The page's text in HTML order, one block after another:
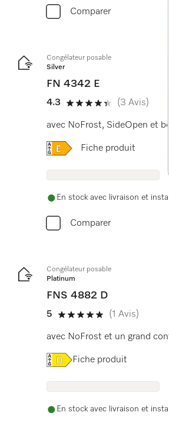
Comparer
Congélateur posable
Silver
FN 4342 E
4.3
4.3 étoiles sur 5
(3 Avis)
avec NoFrost, SideOpen et
Online Label Flag,
Fiche produit
En stock avec livraison et
Comparer
Congélateur posable
Platinum
FNS 4882 D
5
5 étoiles sur 5
(1 Avis)
avec NoFrost et un grand
Online Label Flag,
Fiche produit
En stock avec livraison et